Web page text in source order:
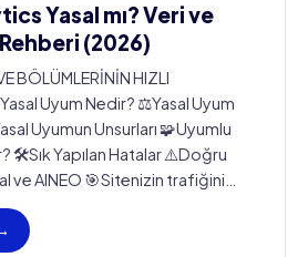
Yasal mı? Veri ve
(2026)
BÖLÜMLERİNİN HIZLI
Uyum Nedir? ⚖️Yasal Uyum
Uyumun Unsurları 🧩Uyumlu
🛠️Sık Yapılan Hatalar ⚠️Doğru
ve AINEO 🎯Sitenizin trafiğini…